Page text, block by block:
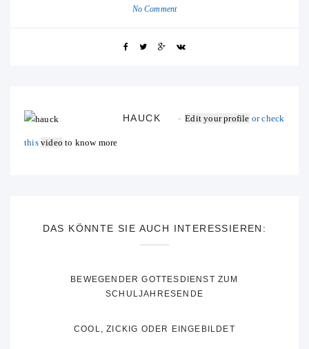
No Comment
HAUCK Edit your profile or check
this video to know more
DAS KÖNNTE SIE AUCH INTERESSIEREN:
BEWEGENDER GOTTESDIENST ZUM
SCHULJAHRESENDE
COOL, ZICKIG ODER EINGEBILDET